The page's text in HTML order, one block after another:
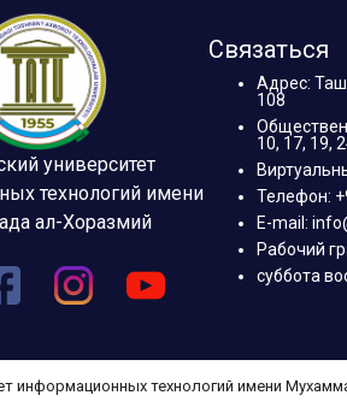
университет
технологий имени
ал-Хоразмий
Связаться
Адрес:
108
10, 17, 19,
Телефон:
E-mail:
Рабочий
суббота
информационных технологий имени